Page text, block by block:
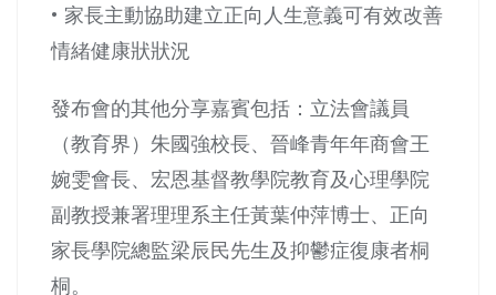
• 家長主動協助建立正向人生意義可有效改善
情緒健康狀狀況
發布會的其他分享嘉賓包括：立法會議員
（教育界）朱國強校長、晉峰青年年商會王
婉雯會長、宏恩基督教學院教育及心理學院
副教授兼署理理系主任黃葉仲萍博士、正向
家長學院總監梁辰民先生及抑鬱症復康者桐
桐。